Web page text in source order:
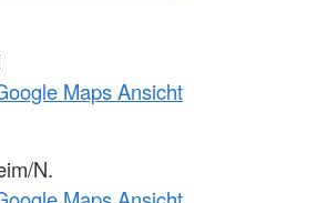
Maps Ansicht
N.